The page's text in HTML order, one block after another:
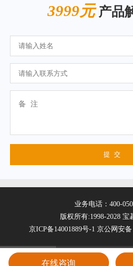
3999元产品
业务电话：400-
版权所有:1998-2028 宝
京ICP备14001889号-1 京公网安备
在线咨询